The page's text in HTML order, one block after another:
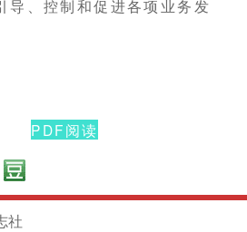
导、控制和促进各项业务发
PDF阅读
社